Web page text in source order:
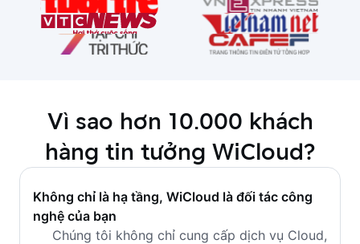
Vì sao hơn 10.000 khách
hàng tin tưởng WiCloud?
Không chỉ là hạ tầng, WiCloud là đối tác công
nghệ của bạn
Chúng tôi không chỉ cung cấp dịch vụ Cloud,